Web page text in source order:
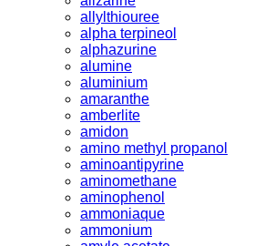
allylthiouree
alpha terpineol
alphazurine
alumine
aluminium
amaranthe
amberlite
amidon
amino methyl propanol
aminoantipyrine
aminomethane
aminophenol
ammoniaque
ammonium